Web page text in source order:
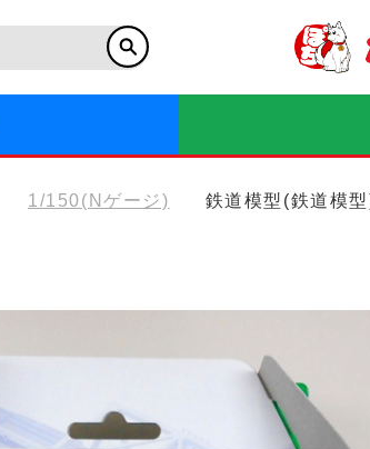
1/150(Nゲージ) 鉄道模型(鉄道模